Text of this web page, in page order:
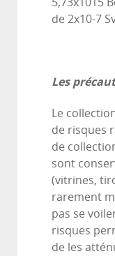
de 2x10-7
Les
Le
de risques
de
sont
(vitrines,
rarement
pas se
risques
de les